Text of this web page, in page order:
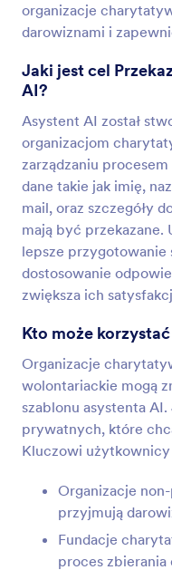
organizacje
darowiznami i
Jaki jest cel
AI?
Asystent AI został
organizacjom
zarządzaniu
dane takie jak imię,
mail, oraz szczegóły
mają być przekazane.
lepsze przygotowanie
dostosowanie
zwiększa ich
Kto może
Organizacje
wolontariackie mogą
szablonu asystenta
prywatnych, które
Kluczowi
Organizacje
przyjmują
Fundacje
proces zbierania